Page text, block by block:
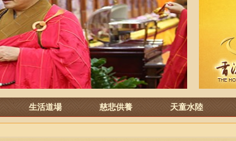
生活道場 慈悲供養 天童水陸